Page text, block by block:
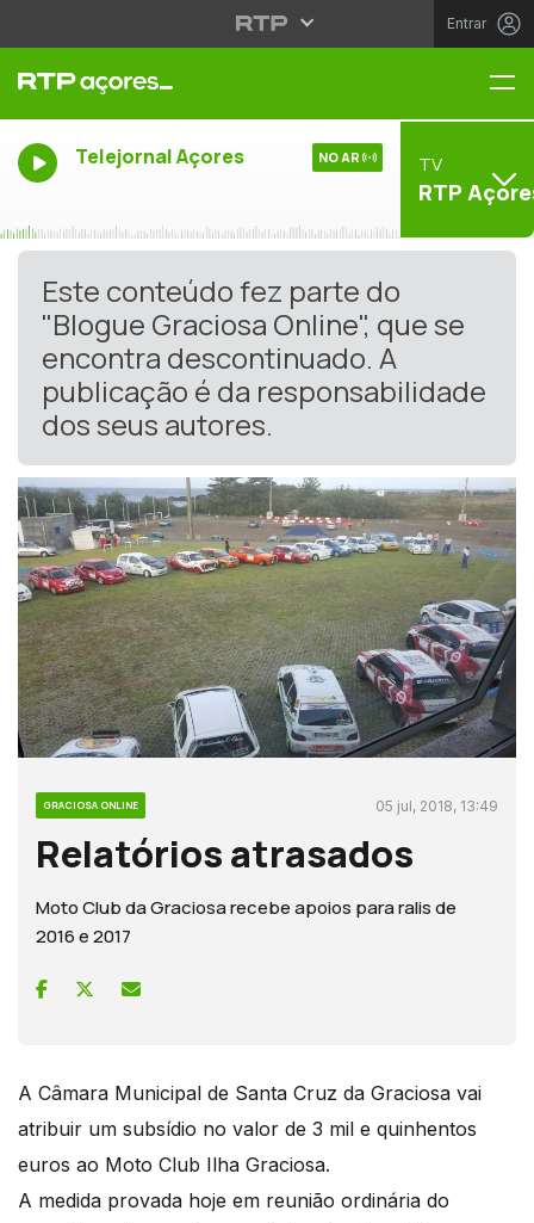
Entrar
Telejornal Açores NO AR TV
RTP
Este conteúdo fez parte do
"Blogue Graciosa Online", que se
encontra descontinuado. A
publicação é da responsabilidade
dos seus autores.
GRACIOSA ONLINE 05 jul, 2018, 13:49
Relatórios atrasados
Moto Club da Graciosa recebe apoios para ralis de
2016 e 2017
A Câmara Municipal de Santa Cruz da Graciosa vai
atribuir um subsídio no valor de 3 mil e quinhentos
euros ao Moto Club Ilha Graciosa.
A medida provada hoje em reunião ordinária do